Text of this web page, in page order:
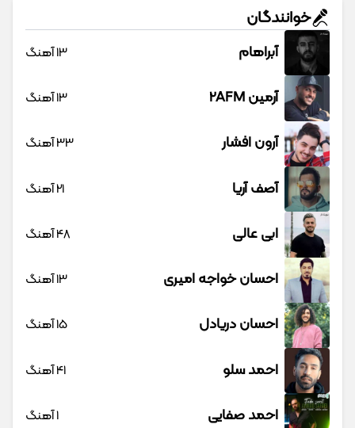
خوانندگان
آبراهام 13 آهنگ
آرمین 2AFM 13 آهنگ
آرون افشار 33 آهنگ
آصف آریا 21 آهنگ
ابی عالی 48 آهنگ
احسان خواجه امیری 13 آهنگ
احسان دریادل 15 آهنگ
احمد سلو 41 آهنگ
احمد صفایی 1 آهنگ